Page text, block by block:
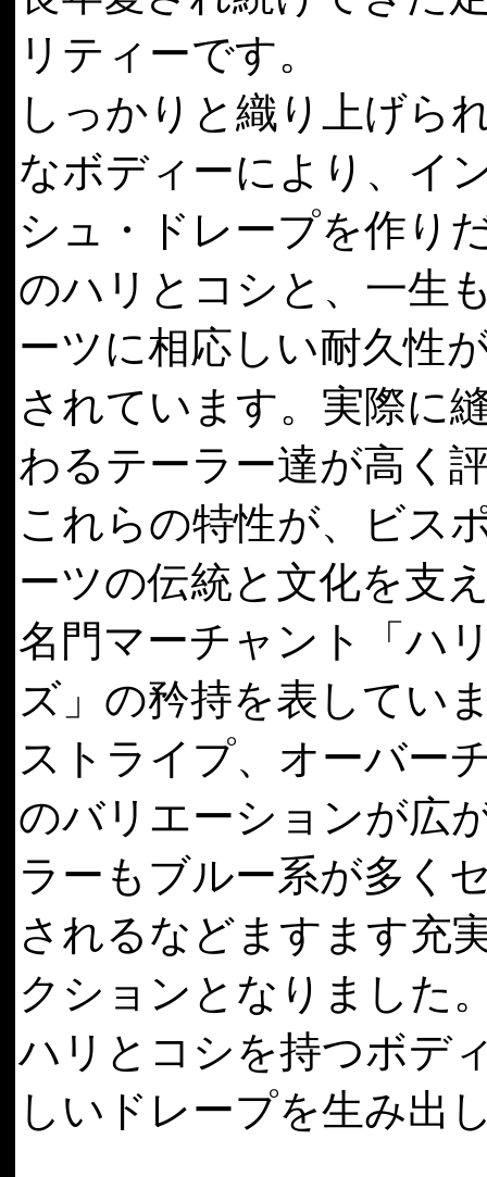
リティーです。
しっかりと織り上げら
なボディーにより、イ
シュ・ドレープを作り
のハリとコシと、一生
ーツに相応しい耐久性
されています。実際に
わるテーラー達が高く
これらの特性が、ビス
ーツの伝統と文化を支
名門マーチャント「ハ
ズ」の矜持を表してい
ストライプ、オーバー
のバリエーションが広
ラーもブルー系が多く
されるなどますます充
クションとなりました
ハリとコシを持つボデ
しいドレープを生み出